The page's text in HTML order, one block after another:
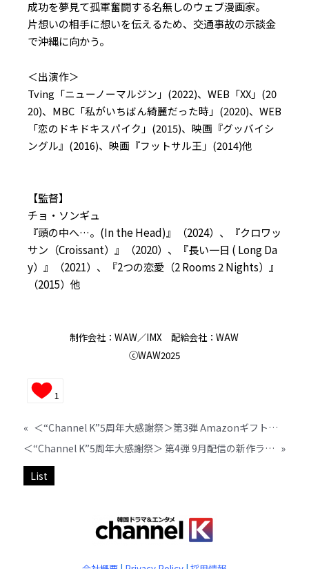
成功を夢見て孤軍奮闘する名無しのウェブ漫画家。
片想いの相手に想いを伝えるため、交通事故の示談金
で沖縄に向かう。
＜出演作＞
Tving「ニューノーマルジン」(2022)、WEB「XX」(20
20)、MBC「私がいちばん綺麗だった時」(2020)、WEB
「恋のドキドキスパイク」(2015)、映画『グッバイシ
ングル』(2016)、映画『フットサル王」(2014)他
【監督】
チョ・ソンギュ
『頭の中へ…。(In the Head)』（2024）、『クロワッ
サン（Croissant）』（2020）、『長い一日 ( Long Da
y）』（2021）、『2つの恋愛（2 Rooms 2 Nights）』
（2015）他
制作会社：WAW／IMX配給会社：WAW
ⓒWAW2025
1
«
＜“Channel K”5周年大感謝祭＞第3弾 Amazonギフト券プレゼントキャンペーン
＜“Channel K”5周年大感謝祭＞ 第4弾 9月配信の新作ラインナップを先行公開！ »
List